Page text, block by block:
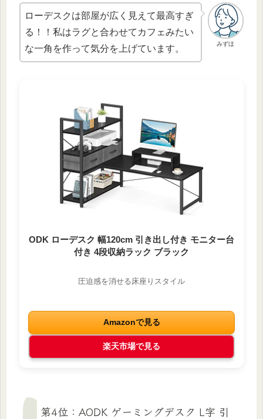
みずほ
ローデスクは部屋が広く見えて最高すぎ
る！！私はラグと合わせてカフェみたい
な一角を作って気分を上げています。
ODK ローデスク 幅120cm 引き出し付き モニター台
付き 4段収納ラック ブラック
圧迫感を消せる床座りスタイル
Amazonで見る
楽天市場で見る
第4位：AODK ゲーミングデスク L字 引